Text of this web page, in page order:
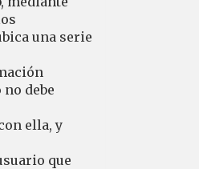
una serie
debe
ella, y
que